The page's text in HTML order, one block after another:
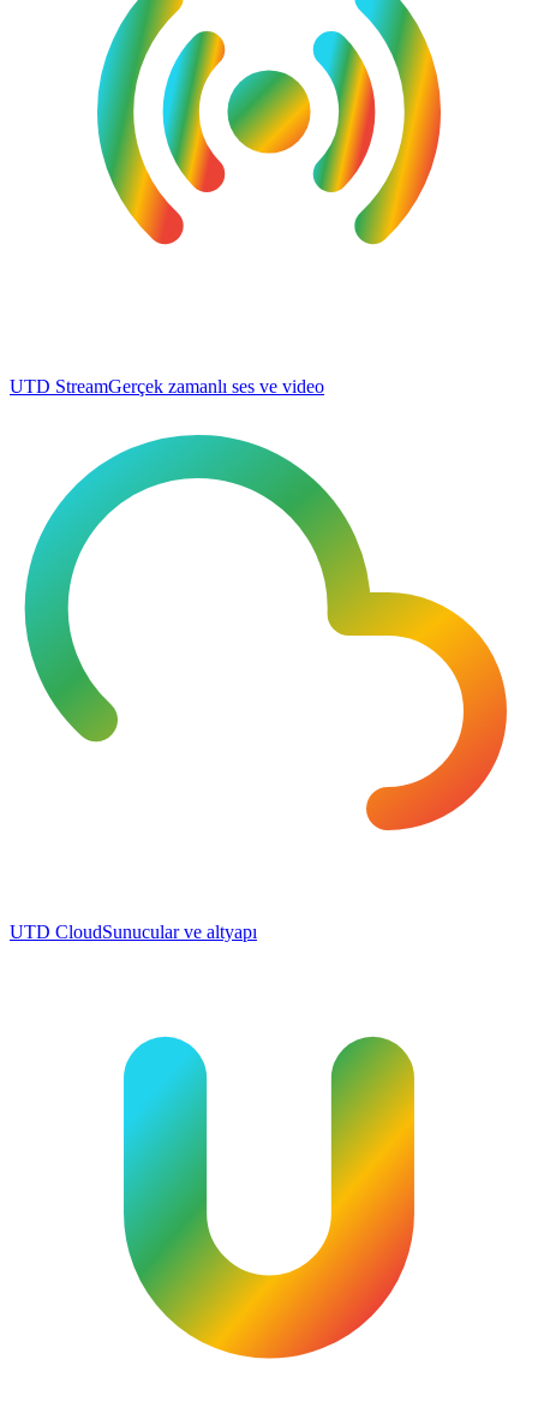
UTD StreamGerçek zamanlı ses ve video
UTD CloudSunucular ve altyapı